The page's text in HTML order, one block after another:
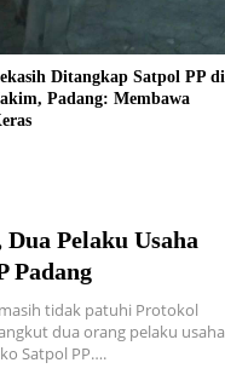
Ditangkap Satpol PP di
Padang: Membawa
Pelaku Usaha
Padang
tidak patuhi Protokol
dua orang pelaku usaha
Satpol PP….